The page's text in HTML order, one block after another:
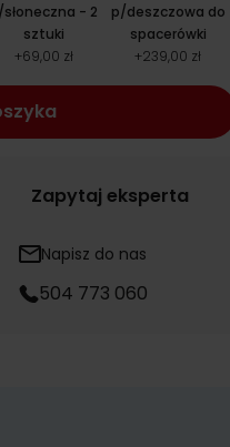
- 2
sztuki
+69,00 zł
p/deszczowa do
spacerówki
+239,00 zł
Zapytaj eksperta
Napisz do nas
504 773 060